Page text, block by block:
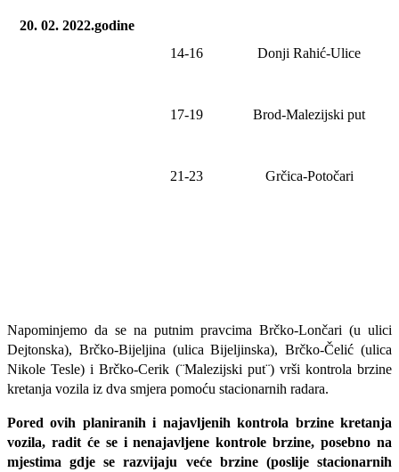
20. 02. 2022.godine
14-16 Donji Rahić-Ulice
17-19 Brod-Malezijski put
21-23 Grčica-Potočari
Napominjemo da se na putnim pravcima Brčko-Lončari (u ulici
Dejtonska), Brčko-Bijeljina (ulica Bijeljinska), Brčko-Čelić (ulica
Nikole Tesle) i Brčko-Cerik (¨Malezijski put¨) vrši kontrola brzine
kretanja vozila iz dva smjera pomoću stacionarnih radara.
Pored ovih planiranih i najavljenih kontrola brzine kretanja
vozila, radit će se i nenajavljene kontrole brzine, posebno na
mjestima gdje se razvijaju veće brzine (poslije stacionarnih